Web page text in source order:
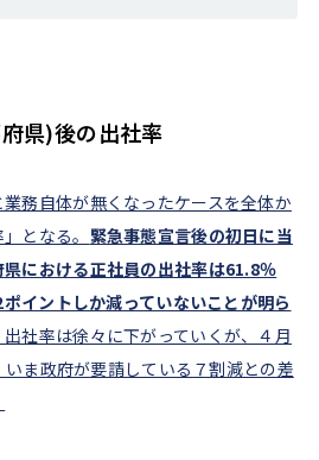
県)後の出社率
務自体が無くなったケースを全体か
となる。 緊急事態宣言後の初日に当
における正社員の出社率は61.8％
イントしか減っていないことが明ら
社率は徐々に下がっていくが、４月
ま政府が要請している７割減との差